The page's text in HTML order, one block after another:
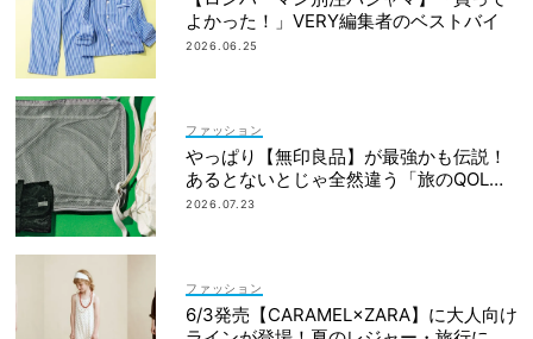
よかった！」VERY編集者のベストバイ
2026.06.25
ファッション
やっぱり【無印良品】が最強かも伝説！
あるとないとじゃ全然違う「旅のQOL爆
上げアイテム」
2026.07.23
ファッション
6/3発売【CARAMEL×ZARA】に大人向け